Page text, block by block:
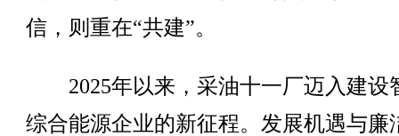
信，则重在“共建”。
2025年以来，采油十一厂迈入建设
综合能源企业的新征程。发展机遇与廉